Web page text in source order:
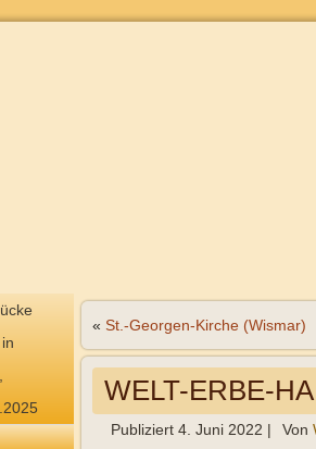
« St.-Georgen-Kirche (Wismar)
WELT-ERBE-
Publiziert 4. Juni 2022 | Von